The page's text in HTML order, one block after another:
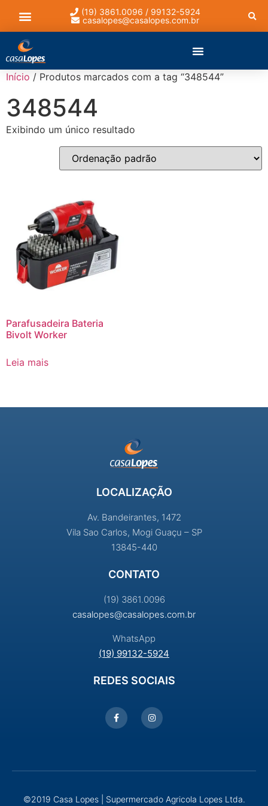
(19) 3861.0096 / 99132-5924
casalopes@casalopes.com.br
Início / Produtos marcados com a tag “348544”
348544
Exibindo um único resultado
Parafusadeira Bateria
Bivolt Worker
Leia mais
LOCALIZAÇÃO
Av. Bandeirantes, 1472
Vila Sao Carlos, Mogi Guaçu – SP
13845-440
CONTATO
(19) 3861.0096
casalopes@casalopes.com.br
WhatsApp
(19) 99132-5924
REDES SOCIAIS
©2019 Casa Lopes | Supermercado Agricola Lopes Ltda.